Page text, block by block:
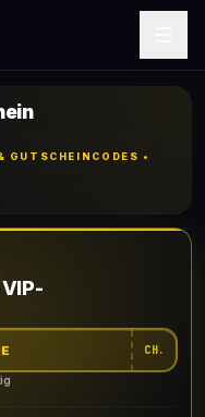
GUTSCHEINCODES •
CH.